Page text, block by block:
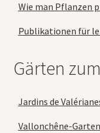
Wie man Pflanzen
Publikationen für
Gärten
Jardins de
Vallonchêne-Garten